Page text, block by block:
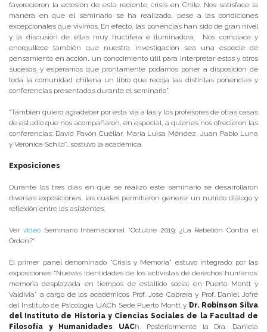
favorecieron la eclosión de esta reciente crisis en Chile. Nos satisface la
manera en que el seminario se ha realizado, pese a las condiciones
excepcionales que vivimos. En efecto, las ponencias han sido de gran nivel
y la discusión de ellas muy fructífera e iluminadora. Nos complace y
enorgullece también que nuestra investigación sea una especie de
pensamiento en acción, un conocimiento útil para interpretar estos y otros
sucesos; y esperamos que prontamente podamos poner a disposición de
toda la comunidad chilena un libro que recoja las distintas ponencias y
conferencias presentadas durante el seminario”.
“También quiero agradecer por esta vía a las y los profesores de otras casas
de estudio que nos acompañaron, en especial, a quienes nos ofrecieron las
conferencias: David Pavón Cuéllar, María Luisa Méndez, Juan Pablo Luna
y Verónica Schild”, sostuvo la académica.
Exposiciones
Durante los tres días en que se realizó este seminario se desarrollaron
diversas exposiciones, las cuales permitieron generar un nutrido diálogo y
reflexión entre los asistentes.
Ver videoSeminario Internacional “Octubre 2019: ¿La Rebelión Contra el
Orden?”
El primer panel denominado “Crisis y Memoria” estuvo integrado por las
exposiciones “Nuevas identidades de los activistas de derechos humanos:
memoria desplazada en tiempos de estallido social en Puerto Montt y
Valdivia” a cargo de los académicos Prof. José Cabrera y Prof. Daniel Jofré
del Instituto de Psicología UACh Sede Puerto Montt y Dr. Robinson Silva
del Instituto de Historia y Ciencias Sociales de la Facultad de
Filosofía y Humanidades UACh. Posteriormente la Dra. Daniela